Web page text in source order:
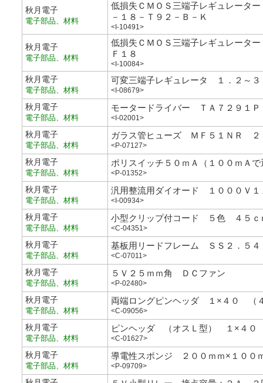
秋月電子
電子部品、材料
低損失ＣＭＯＳ三端子レギュレータ
－１８－Ｔ９２－Ｂ－Ｋ
<I-10491>
秋月電子
電子部品、材料
低損失ＣＭＯＳ三端子レギュレータ
Ｆ１８
<I-10084>
秋月電子
電子部品、材料
可変三端子レギュレータ １．２～
<I-08679>
秋月電子
電子部品、材料
モータードライバー ＴＡ７２９１
<I-02001>
秋月電子
電子部品、材料
ガラス管ヒューズ ＭＦ５１ＮＲ
<P-07127>
秋月電子
電子部品、材料
ポリスイッチ５０ｍＡ（１００ｍ
<P-01352>
秋月電子
電子部品、材料
汎用整流用ダイオード １０００Ｖ
<I-00934>
秋月電子
電子部品、材料
小型クリップ付コード ５色 ４５
<C-04351>
秋月電子
電子部品、材料
基板用リードフレーム ＳＳ２．５
<C-07011>
秋月電子
電子部品、材料
５Ｖ２５ｍｍ角 ＤＣファン
<P-02480>
秋月電子
電子部品、材料
両端ロングピンヘッダ １×４０ （
<C-09056>
秋月電子
電子部品、材料
ピンヘッダ （オスＬ型） １×４０
<C-01627>
秋月電子
電子部品、材料
導電性スポンジ ２００ｍｍ×１００
<P-09709>